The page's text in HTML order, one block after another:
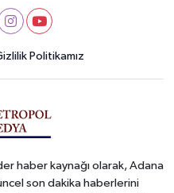
Politikamız
haber kaynağı olarak, Adana
son dakika haberlerini